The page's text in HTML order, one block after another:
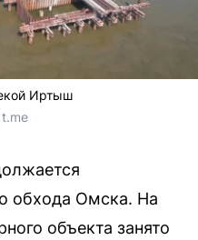
Иртыш
обхода Омска. На
объекта занято